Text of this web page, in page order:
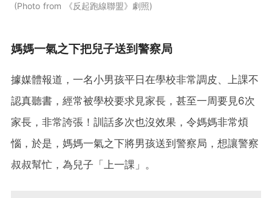
Photo from 《反起跑線聯盟》劇照
媽媽一氣之下把兒子送到警察局
據媒體報道，一名小男孩平日在學校非常調皮、上課不
認真聽書，經常被學校要求見家長，甚至一周要見6次
家長，非常誇張！訓話多次也沒效果，令媽媽非常煩
惱，於是，媽媽一氣之下將男孩送到警察局，想讓警察
叔叔幫忙，為兒子「上一課」。